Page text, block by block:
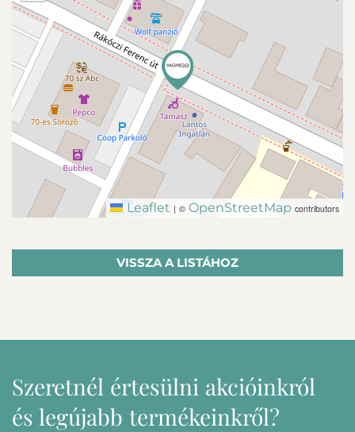
Leaflet | © OpenStreetMap contributors
VISSZA A LISTÁHOZ
Szeretnél értesülni akcióinkról
és legújabb termékeinkről?